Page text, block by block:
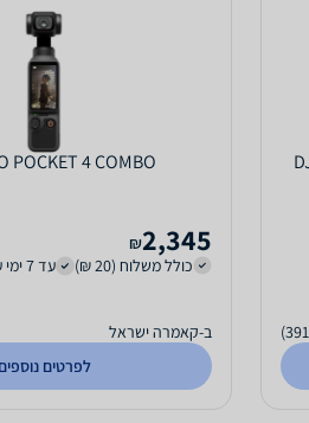
POCKET 4 COMBO
2,345
₪
כולל משלוח (20 ₪)
עד 7 ימי עסקים
ב-קאמרה ישראל
לפרטים נוספים